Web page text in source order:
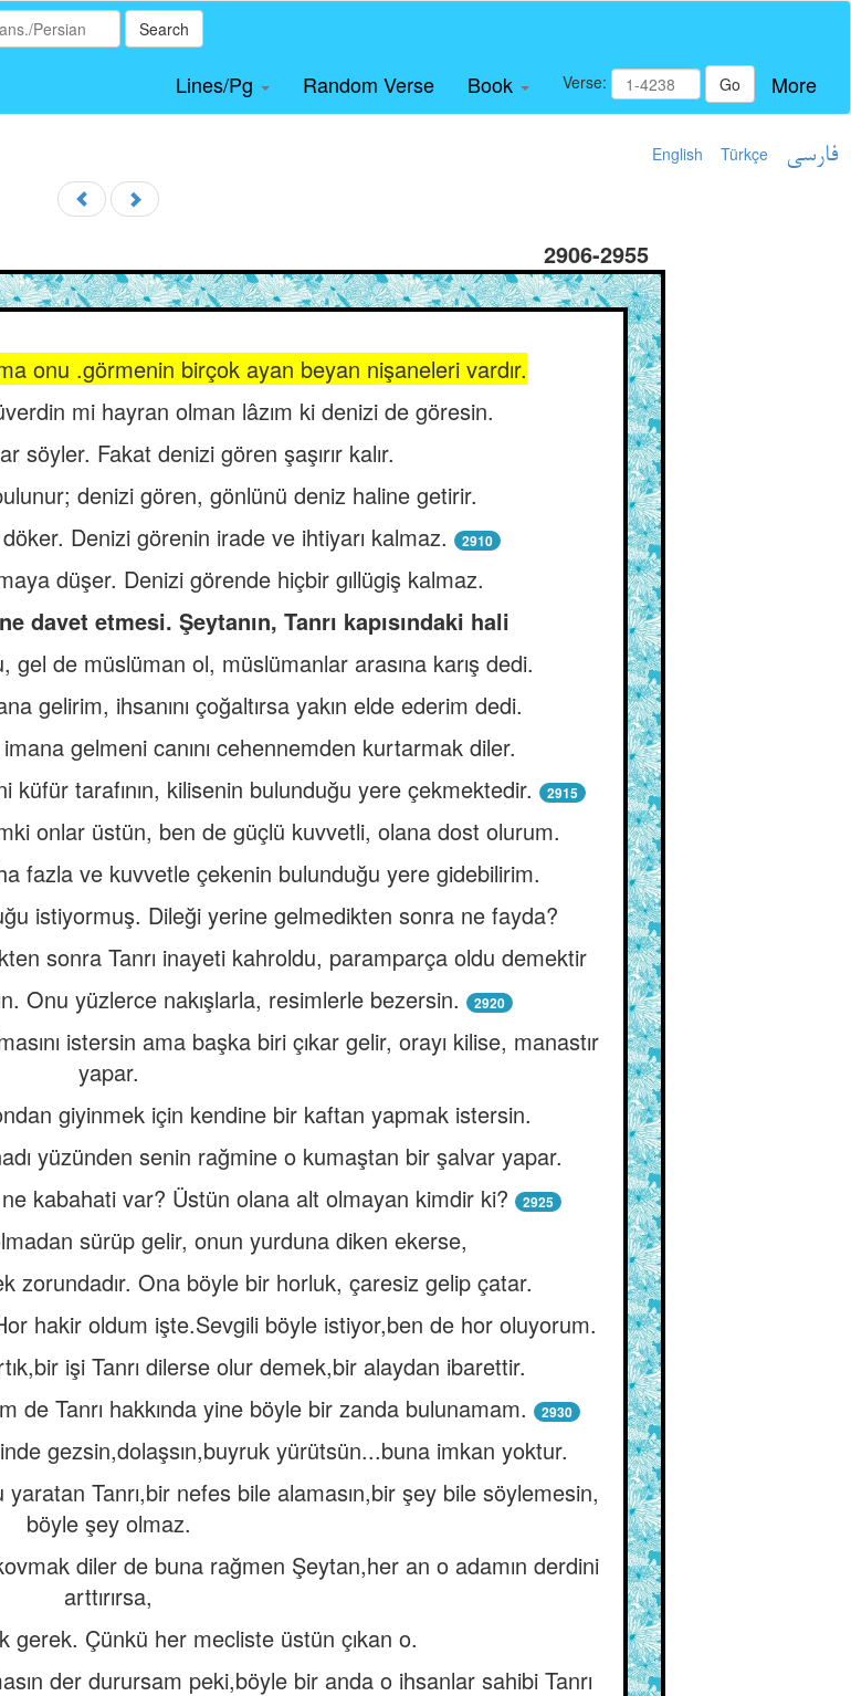
Search
Lines/Pg Random Verse Book Verse: Go More
English Türkçe فارسی
2906-2955
onu .görmenin birçok ayan beyan nişaneleri vardır.
mi hayran olman lâzım ki denizi de göresin.
söyler. Fakat denizi gören şaşırır kalır.
denizi gören, gönlünü deniz haline getirir.
Denizi görenin irade ve ihtiyarı kalmaz.
2910
düşer. Denizi görende hiçbir gıllügiş kalmaz.
davet etmesi. Şeytanın, Tanrı kapısındaki hali
de müslüman ol, müslümanlar arasına karış dedi.
gelirim, ihsanını çoğaltırsa yakın elde ederim dedi.
gelmeni canını cehennemden kurtarmak diler.
tarafının, kilisenin bulunduğu yere çekmektedir.
2915
onlar üstün, ben de güçlü kuvvetli, olana dost olurum.
fazla ve kuvvetle çekenin bulunduğu yere gidebilirim.
istiyormuş. Dileği yerine gelmedikten sonra ne fayda?
sonra Tanrı inayeti kahroldu, paramparça oldu demektir
Onu yüzlerce nakışlarla, resimlerle bezersin.
2920
istersin ama başka biri çıkar gelir, orayı kilise, manastır
yapar.
giyinmek için kendine bir kaftan yapmak istersin.
yüzünden senin rağmine o kumaştan bir şalvar yapar.
kabahati var? Üstün olana alt olmayan kimdir ki?
2925
sürüp gelir, onun yurduna diken ekerse,
zorundadır. Ona böyle bir horluk, çaresiz gelip çatar.
hakir oldum işte.Sevgili böyle istiyor,ben de hor oluyorum.
işi Tanrı dilerse olur demek,bir alaydan ibarettir.
de Tanrı hakkında yine böyle bir zanda bulunamam.
2930
gezsin,dolaşsın,buyruk yürütsün...buna imkan yoktur.
Tanrı,bir nefes bile alamasın,bir şey bile söylemesin,
böyle şey olmaz.
diler de buna rağmen Şeytan,her an o adamın derdini
arttırırsa,
gerek. Çünkü her mecliste üstün çıkan o.
der durursam peki,böyle bir anda o ihsanlar sahibi Tanrı